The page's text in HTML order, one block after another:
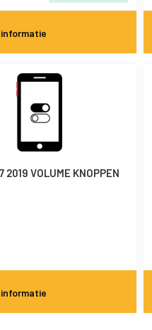
informatie
2019 VOLUME KNOPPEN
informatie